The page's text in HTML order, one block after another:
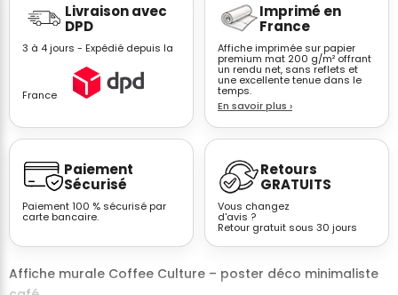
café
minimaliste
grains
Coffee
Culture
Livraison avec
DPD
3 à 4 jours - Expédié depuis la
France
Imprimé en
France
Affiche imprimée sur papier
premium mat 200 g/m² offrant
un rendu net, sans reflets et
une excellente tenue dans le
temps.
En savoir plus ›
Paiement
Sécurisé
Paiement 100 % sécurisé par
carte bancaire.
Retours
GRATUITS
Vous changez
d'avis ?
Retour gratuit sous 30 jours
Affiche murale Coffee Culture – poster déco minimaliste